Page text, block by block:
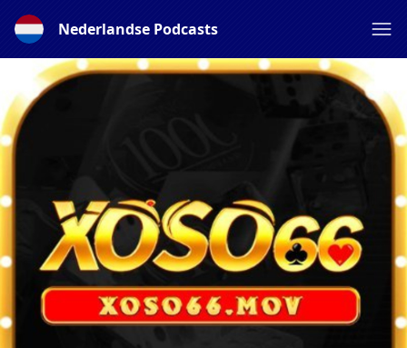
Nederlandse Podcasts